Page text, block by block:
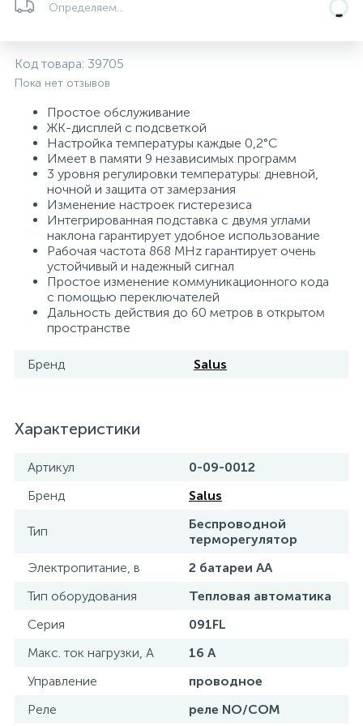
Бытовые насосы
Насосы для бассейнов
Центробежные in-line насосы
Контрольно-измерительные приборы
Теплоизоляция
Крепеж и аксессуары
Мультипатронные фильтры
Гидроаккумуляторы (гидробаки) для систем
водоснабжения
Комплектующие для систем водоподготовки
Фильтры механической очистки
Определяем...
Код товара: 39705
Пока нет отзывов
Простое обслуживание
ЖК-дисплей с подсветкой
Настройка температуры каждые 0,2°C
Имеет в памяти 9 независимых программ
3 уровня регулировки температуры: дневной,
ночной и защита от замерзания
Изменение настроек гистерезиса
Интегрированная подставка с двумя углами
наклона гарантирует удобное использование
Рабочая частота 868 MHz гарантирует очень
устойчивый и надежный сигнал
Простое изменение коммуникационного кода
с помощью переключателей
Дальность действия до 60 метров в открытом
пространстве
Бренд Salus
Характеристики
Артикул
0-09-0012
Бренд
Salus
Тип
Беспроводной
терморегулятор
Электропитание, в
2 батареи AA
Тип оборудования
Тепловая автоматика
Серия
091FL
Maкс. ток нагрузки, А
16 A
Управление
проводное
Реле
реле NO/COM